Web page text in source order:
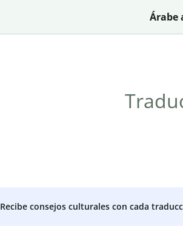
Árabe
Recibe consejos culturales con cada